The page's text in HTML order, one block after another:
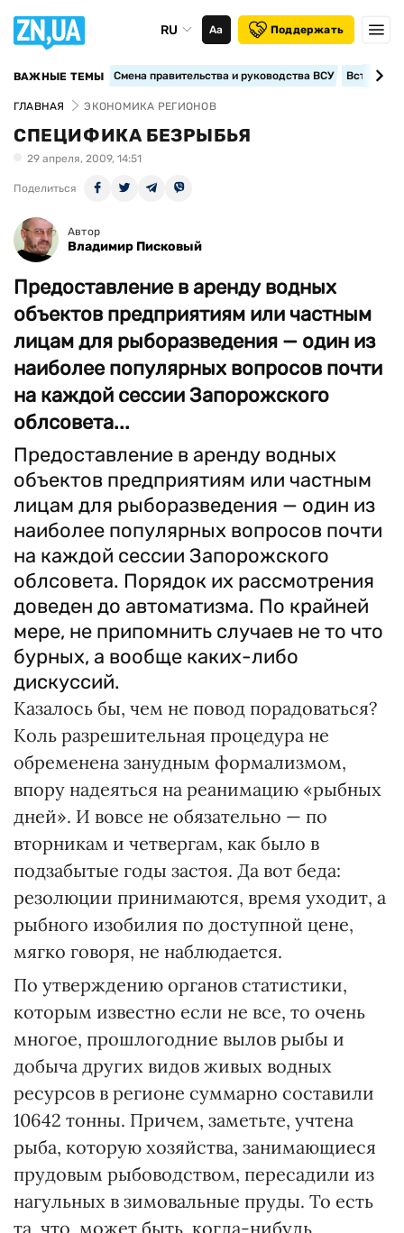
RU Аа Поддержать
ВАЖНЫЕ ТЕМЫ Смена правительства и руководства ВСУ
ГЛАВНАЯ ЭКОНОМИКА РЕГИОНОВ
СПЕЦИФИКА БЕЗРЫБЬЯ
29 апреля, 2009, 14:51
Поделиться
Автор
Владимир Писковый
Предоставление в аренду водных
объектов предприятиям или частным
лицам для рыборазведения — один из
наиболее популярных вопросов почти
на каждой сессии Запорожского
облсовета...
Предоставление в аренду водных
объектов предприятиям или частным
лицам для рыборазведения — один из
наиболее популярных вопросов почти
на каждой сессии Запорожского
облсовета. Порядок их рассмотрения
доведен до автоматизма. По крайней
мере, не припомнить случаев не то что
бурных, а вообще каких-либо
дискуссий.
Казалось бы, чем не повод порадоваться?
Коль разрешительная процедура не
обременена занудным формализмом,
впору надеяться на реанимацию «рыбных
дней». И вовсе не обязательно — по
вторникам и четвергам, как было в
подзабытые годы застоя. Да вот беда:
резолюции принимаются, время уходит, а
рыбного изобилия по доступной цене,
мягко говоря, не наблюдается.
По утверждению органов статистики,
которым известно если не все, то очень
многое, прошлогодние вылов рыбы и
добыча других видов живых водных
ресурсов в регионе суммарно составили
10642 тонны. Причем, заметьте, учтена
рыба, которую хозяйства, занимающиеся
прудовым рыбоводством, пересадили из
нагульных в зимовальные пруды. То есть
та, что, может быть, когда-нибудь